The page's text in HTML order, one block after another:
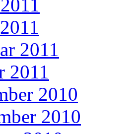
2011
2011
2010
2010